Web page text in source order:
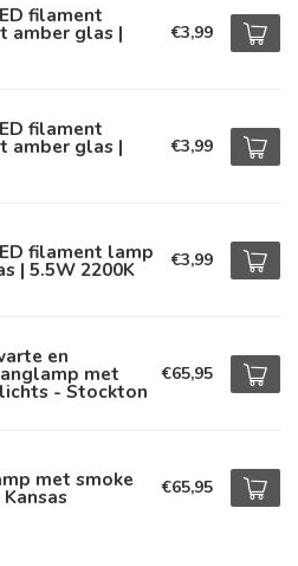
filament
amber glas | €3,99
filament
amber glas | €3,99
filament lamp
| 5.5W 2200K €3,99
en
met
- Stockton
€65,95
met smoke €65,95